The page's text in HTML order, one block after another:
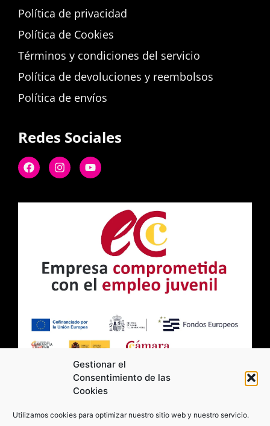
Gestionar el
Consentimiento de las
Cookies
Utilizamos cookies para optimizar nuestro sitio web y nuestro servicio.
Política de privacidad
Política de Cookies
Términos y condiciones del servicio
Política de devoluciones y reembolsos
Política de envíos
Redes Sociales
2026 Moviltick technologies. Todos los